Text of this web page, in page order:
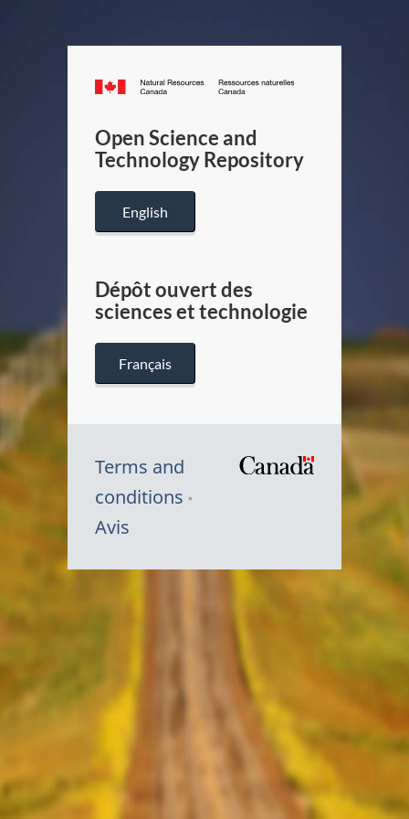
Canada.ca
/
Canada
Open Science and
Technology Repository
English
Dépôt ouvert des
sciences et technologie
Français
Terms and
conditions
Avis
Symbole
Canada